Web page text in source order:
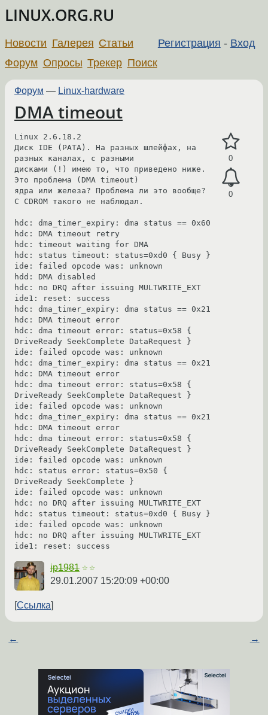
LINUX.ORG.RU
Регистрация - Вход
Новости Галерея Статьи
Форум Опросы Трекер Поиск
Форум — Linux-hardware
DMA timeout
0
0
Linux 2.6.18.2
Диск IDE (PATA). На разных шлейфах, на
разных каналах, с разными
дисками (!) имею то, что приведено ниже.
Это проблема (DMA timeout)
ядра или железа? Проблема ли это вообще?
С CDROM такого не наблюдал.
hdc: dma_timer_expiry: dma status == 0x60
hdc: DMA timeout retry
hdc: timeout waiting for DMA
hdc: status timeout: status=0xd0 { Busy }
ide: failed opcode was: unknown
hdd: DMA disabled
hdc: no DRQ after issuing MULTWRITE_EXT
ide1: reset: success
hdc: dma_timer_expiry: dma status == 0x21
hdc: DMA timeout error
hdc: dma timeout error: status=0x58 {
DriveReady SeekComplete DataRequest }
ide: failed opcode was: unknown
hdc: dma_timer_expiry: dma status == 0x21
hdc: DMA timeout error
hdc: dma timeout error: status=0x58 {
DriveReady SeekComplete DataRequest }
ide: failed opcode was: unknown
hdc: dma_timer_expiry: dma status == 0x21
hdc: DMA timeout error
hdc: dma timeout error: status=0x58 {
DriveReady SeekComplete DataRequest }
ide: failed opcode was: unknown
hdc: status error: status=0x50 {
DriveReady SeekComplete }
ide: failed opcode was: unknown
hdc: no DRQ after issuing MULTWRITE_EXT
hdc: status timeout: status=0xd0 { Busy }
ide: failed opcode was: unknown
hdc: no DRQ after issuing MULTWRITE_EXT
ide1: reset: success
ip1981 ☆☆
29.01.2007 15:20:09 +00:00
Ссылка
← →